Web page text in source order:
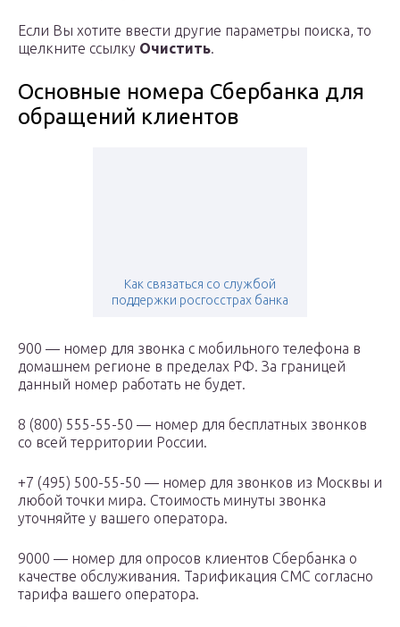
Если Вы хотите ввести другие параметры поиска, то
щелкните ссылку Очистить.
Основные номера Сбербанка для
обращений клиентов
Как связаться со службой
поддержки росгосстрах банка
900 — номер для звонка с мобильного телефона в
домашнем регионе в пределах РФ. За границей
данный номер работать не будет.
8 (800) 555-55-50 — номер для бесплатных звонков
со всей территории России.
+7 (495) 500-55-50 — номер для звонков из Москвы и
любой точки мира. Стоимость минуты звонка
уточняйте у вашего оператора.
9000 — номер для опросов клиентов Сбербанка о
качестве обслуживания. Тарификация СМС согласно
тарифа вашего оператора.